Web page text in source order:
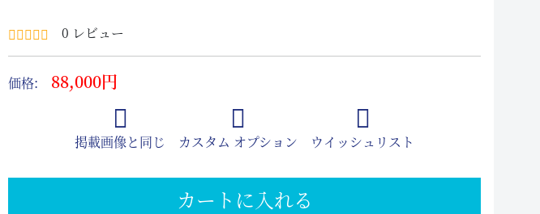
0 レビュー
価格: 88,000円
掲載画像と同じ カスタム オプション ウイッシュリスト
カートに入れる